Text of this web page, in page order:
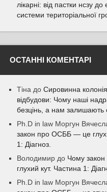
лікарні: від пастки нсзу
системи територіальної
ОСТАННІ КОМЕНТАРІ
Тіна доСировинна
відбудови: Чому наші
безцінь, а нам залишають
Ph.D in law Моргун
закон про ОСББ — це
1: Діагноз.
Володимир до Чому
глухий кут. Частина 1:
Ph.D in law Моргун